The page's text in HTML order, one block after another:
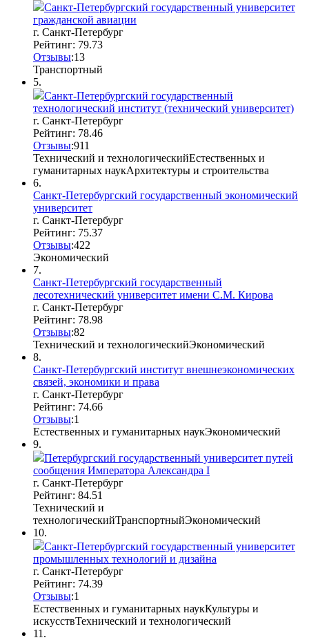
Санкт-Петербургский государственный университет
гражданской авиации
г. Санкт-Петербург
Рейтинг: 79.73
Отзывы:13
Транспортный
5.
Санкт-Петербургский государственный
технологический институт (технический университет)
г. Санкт-Петербург
Рейтинг: 78.46
Отзывы:911
Технический и технологическийЕстественных и
гуманитарных наукАрхитектуры и строительства
6.
Санкт-Петербургский государственный экономический
университет
г. Санкт-Петербург
Рейтинг: 75.37
Отзывы:422
Экономический
7.
Санкт-Петербургский государственный
лесотехнический университет имени С.М. Кирова
г. Санкт-Петербург
Рейтинг: 78.98
Отзывы:82
Технический и технологическийЭкономический
8.
Санкт-Петербургский институт внешнеэкономических
связей, экономики и права
г. Санкт-Петербург
Рейтинг: 74.66
Отзывы:1
Естественных и гуманитарных наукЭкономический
9.
Петербургский государственный университет путей
сообщения Императора Александра I
г. Санкт-Петербург
Рейтинг: 84.51
Технический и
технологическийТранспортныйЭкономический
10.
Санкт-Петербургский государственный университет
промышленных технологий и дизайна
г. Санкт-Петербург
Рейтинг: 74.39
Отзывы:1
Естественных и гуманитарных наукКультуры и
искусствТехнический и технологический
11.